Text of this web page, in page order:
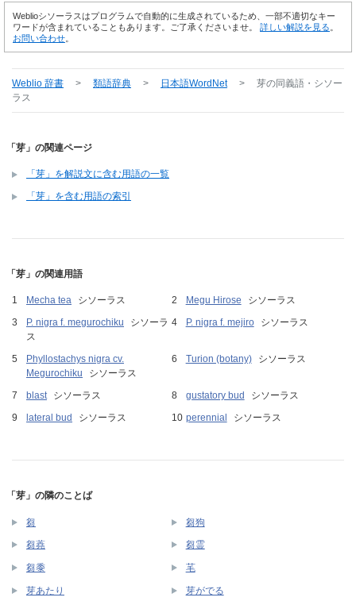
Weblioシソーラスはプログラムで自動的に生成されているため、一部不適切なキー
ワードが含まれていることもあります。ご了承くださいませ。 詳しい解説を見る
お問い合わせ
Weblio 辞書 > 類語辞典 > 日本語WordNet > 芽の同義語・シソー
ラス
「芽」の関連ページ
「芽」を解説文に含む用語の一覧
「芽」を含む用語の索引
「芽」の関連用語
Mecha tea シソーラス Megu Hirose
シソーラス
P. nigra f. megurochiku
シソーラ
ス
P. nigra f. mejiro シソーラス
Phyllostachys nigra cv.
Megurochiku
シソーラス
Turion (botany) シソーラス
blast シソーラス gustatory bud
シソーラス
lateral bud
シソーラス perennial シソーラス
「芽」の隣のことば
芻 芻狗
芻蕘 芻霊
芻黍 芼
芽あたり 芽がでる